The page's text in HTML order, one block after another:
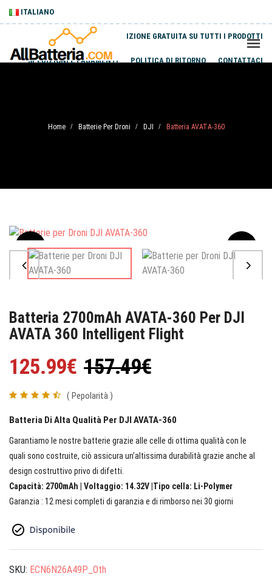
ITALIANO
SPEDIZIONE GRATUITA SU TUTTI I PRODOTTI
SPEDIZIONI E PAGAMENTI POLITICA DI RITORNO CONTATTACI
Home / Batterie Per Droni / DJI / Batteria AVATA-360
Sale
Batteria 2700mAh AVATA-360 Per DJI
AVATA 360 Intelligent Flight
125.99€ 157.49€
( Pepolarità )
Batteria Di Alta Qualità Per DJI AVATA-360
Garantiamo le nostre batterie grazie alle celle di ottima qualità con le
quali sono costruite, ciò assicura un’altissima durabilità grazie anche al
design costruttivo privo di difetti.
Capacità: 2700mAh | Voltaggio: 14.32V |Tipo cella: Li-Polymer
Garanzia : 12 mesi completi di garanzia e di rimborso nei 30 giorni
SKU: ECN6N26A49P_Oth